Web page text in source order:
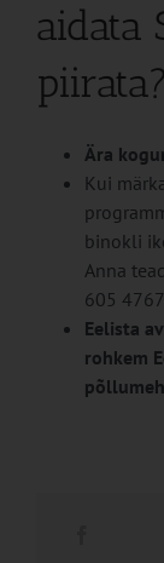
aidata
piirata?
Ära
Kui
binokli
Anna
605
Eelista
rohkem